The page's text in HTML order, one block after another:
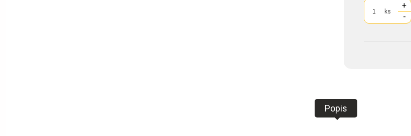
ks
+
-
Popis